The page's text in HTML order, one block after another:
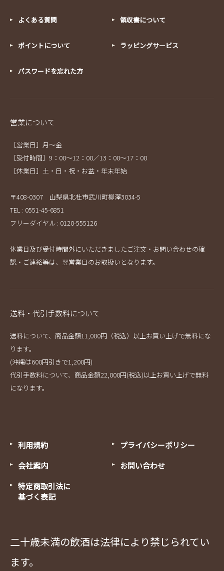
よくある質問 領収書について
ポイントについて ラッピングサービス
パスワードを忘れた方
営業について
［営業日］月～金
［受付時間］9：00～12：00／13：00～17：00
［休業日］土・日・祝・お盆・年末年始
〒408-0307 山梨県北杜市武川町柳澤3034-5
TEL : 0551-45-6851
フリーダイヤル : 0120-555126
休業日及び受付時間外にいただきましたご注文・お問い合わせの確
認・ご連絡等は、翌営業日のお取扱いとなります。
送料・代引手数料について
送料について、商品金額11,000円（税込）以上お買い上げで無料にな
ります。
(沖縄は600円引きで1,200円)
代引手数料について、商品金額22,000円(税込)以上お買い上げで無料
になります。
利用規約
プライバシーポリシー
会社案内
お問い合わせ
特定商取引法に
基づく表記
二十歳未満の飲酒は法律により禁じられてい
ます。